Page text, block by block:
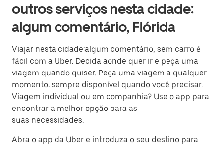
outros serviços nesta cidade:
algum comentário, Flórida
Viajar nesta cidade:algum comentário, sem carro é
fácil com a Uber. Decida aonde quer ir e peça uma
viagem quando quiser. Peça uma viagem a qualquer
momento: sempre disponível quando você precisar.
Viagem individual ou em companhia? Use o app para
encontrar a melhor opção para as
suas necessidades.
Abra o app da Uber e introduza o seu destino para